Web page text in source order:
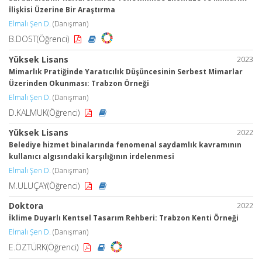
İlişkisi Üzerine Bir Araştırma
Elmalı Şen D. (Danışman)
B.DOST(Öğrenci)
2023
Yüksek Lisans
Mimarlık Pratiğinde Yaratıcılık Düşüncesinin Serbest Mimarlar
Üzerinden Okunması: Trabzon Örneği
Elmalı Şen D. (Danışman)
D.KALMUK(Öğrenci)
2022
Yüksek Lisans
Belediye hizmet binalarında fenomenal saydamlık kavramının
kullanıcı algısındaki karşılığının irdelenmesi
Elmalı Şen D. (Danışman)
M.ULUÇAY(Öğrenci)
2022
Doktora
İklime Duyarlı Kentsel Tasarım Rehberi: Trabzon Kenti Örneği
Elmalı Şen D. (Danışman)
E.ÖZTÜRK(Öğrenci)